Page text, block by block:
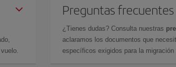
Preguntas frecuentes
¿Tienes dudas? Consulta nuestras
aclaramos los documentos que
específicos exigidos para la migración